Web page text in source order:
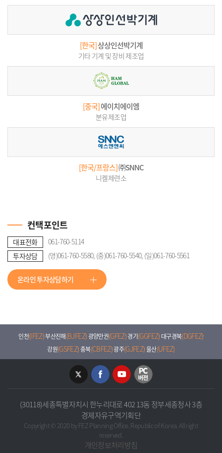
[한국]상상인선박기계
기타 기계 및 장비 제조업
[중국]에이치에이엠
분유제조업
[한국/프랑스]㈜SNNC
니켈제련소
컨택포인트
대표전화
061-760-5114
투자상담
(영)061-760-5580, (중)061-760-5540, (일)061-760-5561
온라인 투자상담하기
인천(IFEZ)부산진해(BJFEZ)광양만권(GFEZ)경기(GGFEZ)대구경북(DGFEZ)
강원(GSFEZ)충북(CBFEZ)광주(GJFEZ)울산(UFEZ)
(30118)세종특별자치시 한누리대로 402 13동 정부세종청사 3층
경제자유구역기획단
Copyright © 2020 by FEZ Planning Office. Republic of Korea. All right
reserved.
개인정보처리방침